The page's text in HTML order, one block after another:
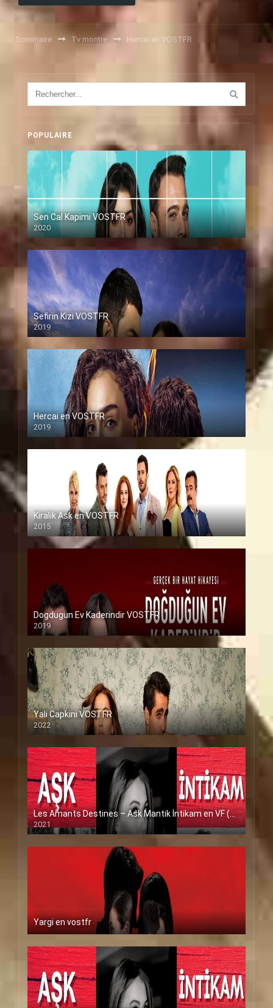
Sommaire Tv montre Hercai en VOSTFR
POPULAIRE
Sen Cal Kapimi VOSTFR
2020
Sefirin Kizi VOSTFR
2019
Hercai en VOSTFR
2019
Kiralik Ask en VOSTFR
2015
Dogdugun Ev Kaderindir VOSTFR
2019
Yali Capkini VOSTFR
2022
Les Amants Destines – Ask Mantik İntikam en VF (Voix Francaise)
2021
Yargi en vostfr